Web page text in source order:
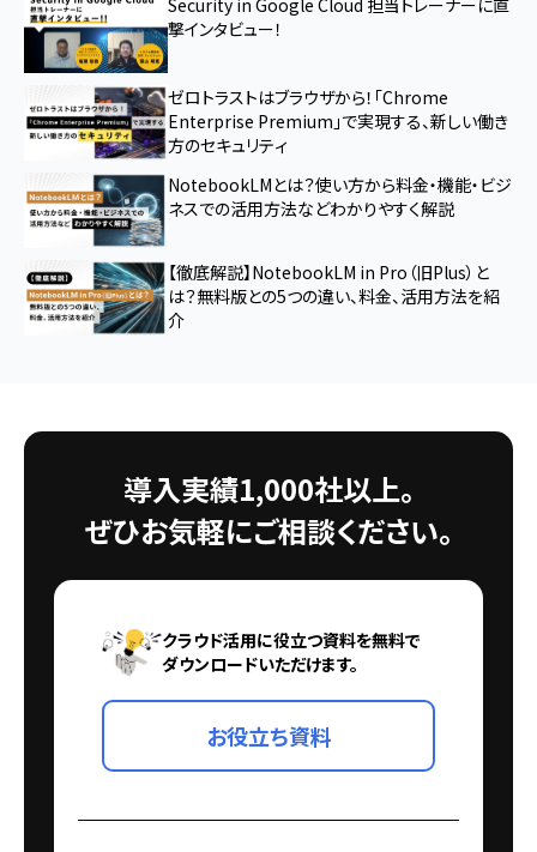
撃インタビュー！
ゼロトラストはブラウザから！「Chrome
Enterprise Premium」で実現する、新しい働き
方のセキュリティ
NotebookLMとは？使い方から料金・機能・ビジ
ネスでの活用方法などわかりやすく解説
【徹底解説】NotebookLM in Pro（旧Plus）と
は？無料版との5つの違い、料金、活用方法を紹
介
導入実績1,000社以上。
ぜひお気軽にご相談ください。
クラウド活用に役立つ資料を無料で
ダウンロードいただけます。
お役立ち資料